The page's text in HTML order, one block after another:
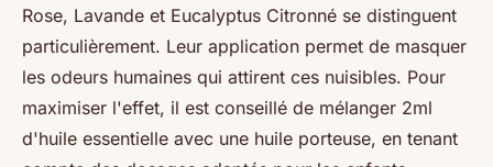
Rose, Lavande et Eucalyptus Citronné se distinguent
particulièrement. Leur application permet de masquer
les odeurs humaines qui attirent ces nuisibles. Pour
maximiser l'effet, il est conseillé de mélanger 2ml
d'huile essentielle avec une huile porteuse, en tenant